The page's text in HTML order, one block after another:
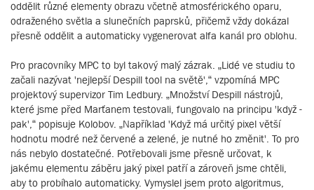
oddělit různé elementy obrazu včetně atmosférického oparu,
odraženého světla a slunečních paprsků, přičemž vždy dokázal
přesně oddělit a automaticky vygenerovat alfa kanál pro oblohu.
Pro pracovníky MPC to byl takový malý zázrak. „Lidé ve studiu to
začali nazývat 'nejlepší Despill tool na světě',“ vzpomíná MPC
projektový supervizor Tim Ledbury. „Množství Despill nástrojů,
které jsme před Marťanem testovali, fungovalo na principu 'když -
pak',“ popisuje Kolobov. „Například 'Když má určitý pixel větší
hodnotu modré než červené a zelené, je nutné ho změnit'. To pro
nás nebylo dostatečné. Potřebovali jsme přesně určovat, k
jakému elementu záběru jaký pixel patří a zároveň jsme chtěli,
aby to probíhalo automaticky. Vymyslel jsem proto algoritmus,